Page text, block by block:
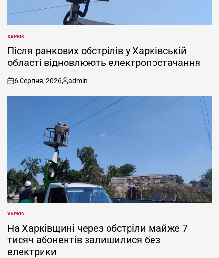
ОПУБЛІКУВАТИ
У
ХАРКІВ
Після ранкових обстрілів у Харківській
області відновлюють електропостачання
on
6 Серпня, 2026
Опубліковано
admin
ОПУБЛІКУВАТИ
У
ХАРКІВ
На Харківщині через обстріли майже 7
тисяч абонентів залишилися без
електрики